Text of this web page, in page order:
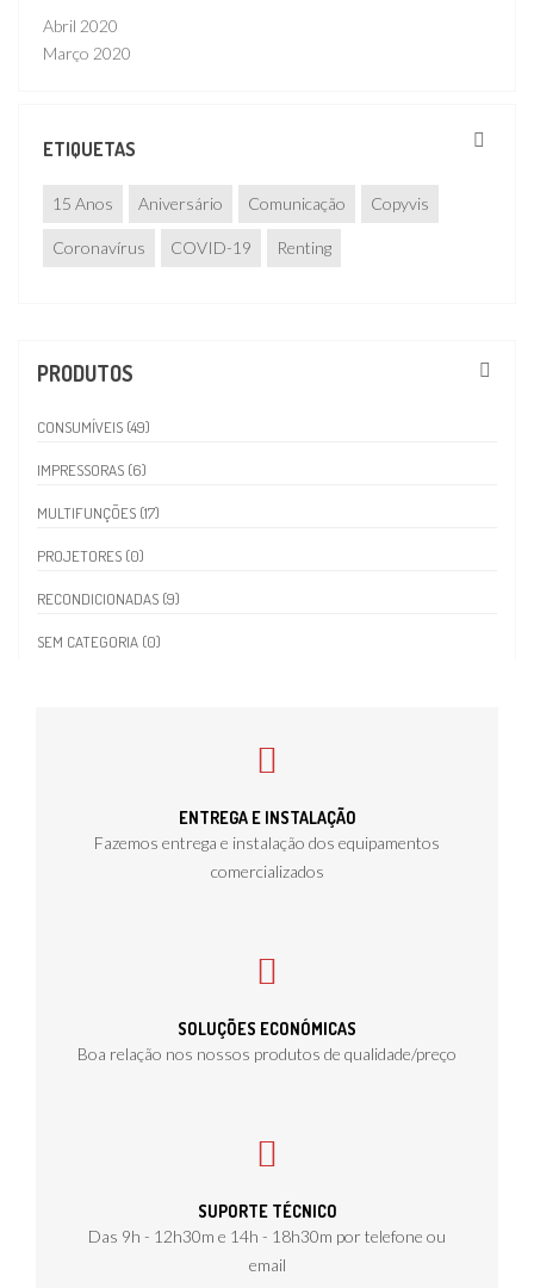
Abril 2020
Março 2020
ETIQUETAS
15 Anos Aniversário Comunicação Copyvis
Coronavírus COVID-19 Renting
PRODUTOS
CONSUMÍVEIS (49)
IMPRESSORAS (6)
MULTIFUNÇÕES (17)
PROJETORES (0)
RECONDICIONADAS (9)
SEM CATEGORIA (0)
ENTREGA E INSTALAÇÃO
Fazemos entrega e instalação dos equipamentos
comercializados
SOLUÇÕES ECONÓMICAS
Boa relação nos nossos produtos de qualidade/preço
SUPORTE TÉCNICO
Das 9h - 12h30m e 14h - 18h30m por telefone ou
email